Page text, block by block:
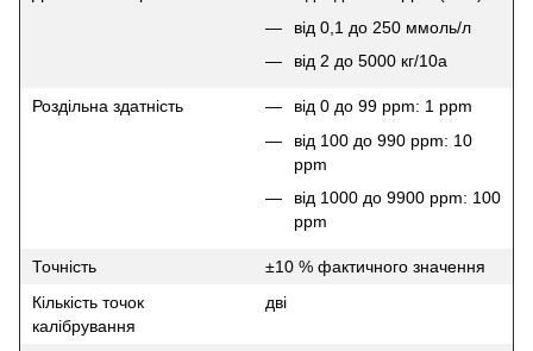
від 0,1 до 250 ммоль/л
від 2 до 5000 кг/10а
Роздільна здатність
від 0 до 99 ppm: 1 ppm
від 100 до 990 ppm: 10
ppm
від 1000 до 9900 ppm: 100
ppm
Точність
±10 % фактичного значення
Кількість точок
калібрування
дві